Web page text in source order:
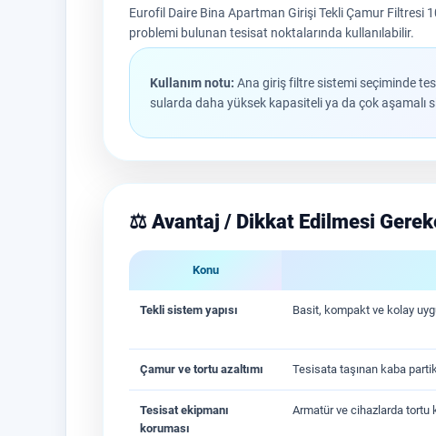
Eurofil Daire Bina Apartman Girişi Tekli Çamur Filtresi
problemi bulunan tesisat noktalarında kullanılabilir.
Kullanım notu: Ana giriş filtre sistemi seçiminde
sularda daha yüksek kapasiteli ya da çok aşamalı
⚖️ Avantaj / Dikkat Edilmesi
Konu
Tekli sistem yapısı Basit, kompakt ve kolay
Çamur ve tortu azaltımı Tesisata taşınan kaba
Tesisat ekipmanı
koruması
Armatür ve cihazlarda tortu